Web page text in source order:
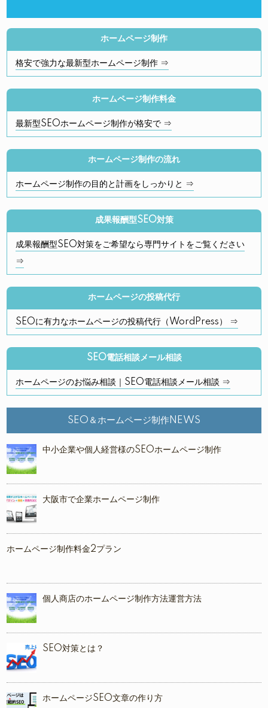
ホームページ制作
格安で強力な最新型ホームページ制作 ⇒
ホームページ制作料金
最新型SEOホームページ制作が格安で ⇒
ホームページ制作の流れ
ホームページ制作の目的と計画をしっかりと ⇒
成果報酬型SEO対策
成果報酬型SEO対策をご希望なら専門サイトをご覧ください
⇒
ホームページの投稿代行
SEOに有力なホームページの投稿代行（WordPress） ⇒
SEO電話相談メール相談
ホームページのお悩み相談｜SEO電話相談メール相談 ⇒
SEO＆ホームページ制作NEWS
中小企業や個人経営様のSEOホームページ制作
大阪市で企業ホームページ制作
ホームページ制作料金2プラン
個人商店のホームページ制作方法運営方法
SEO対策とは？
ホームページSEO文章の作り方